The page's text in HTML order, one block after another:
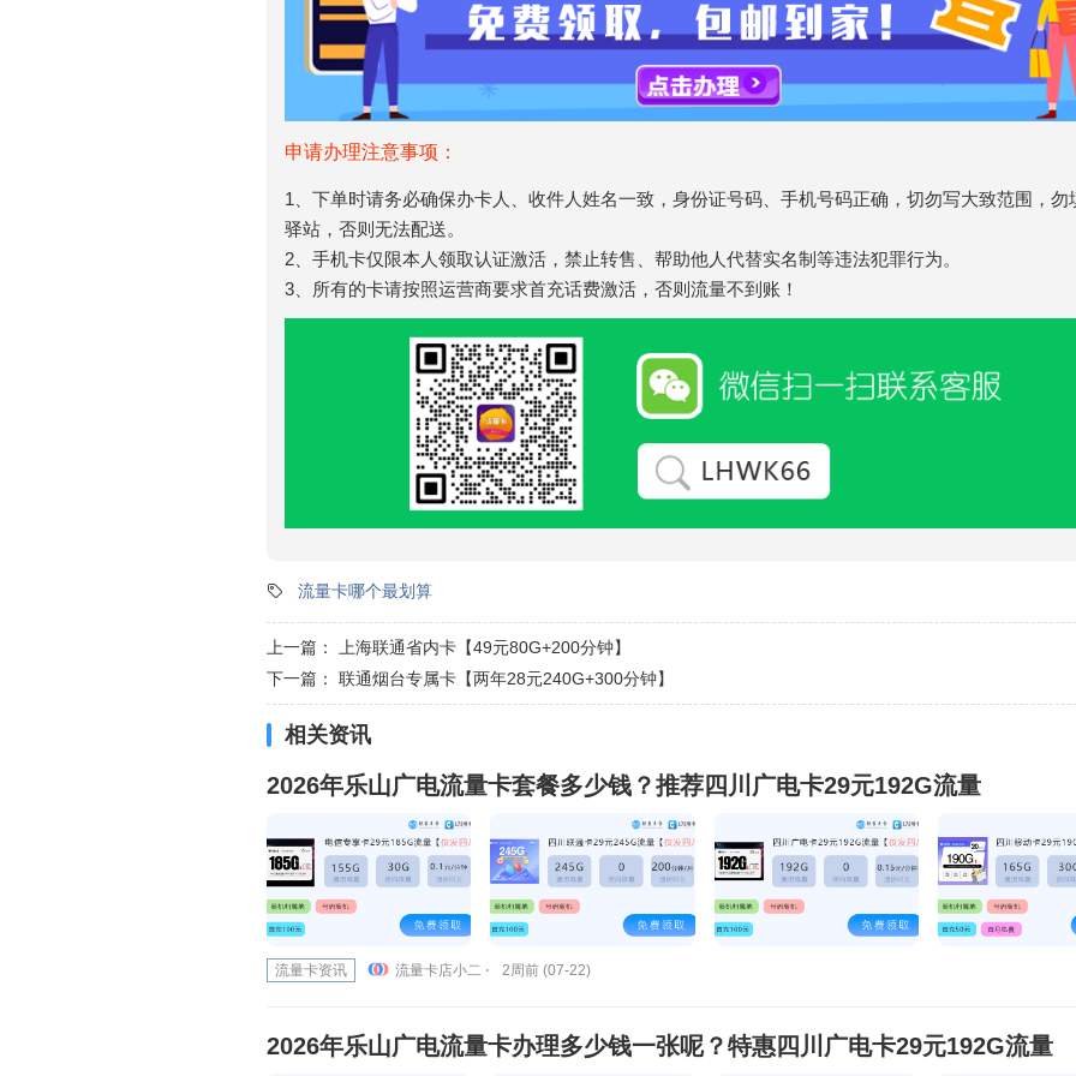
申请办理注意事项：
1、下单时请务必确保办卡人、收件人姓名一致，身份证号码、手机号码正确，切勿写大致范围，勿
驿站，否则无法配送。
2、手机卡仅限本人领取认证激活，禁止转售、帮助他人代替实名制等违法犯罪行为。
3、所有的卡请按照运营商要求首充话费激活，否则流量不到账！
流量卡哪个最划算
上一篇：
上海联通省内卡【49元80G+200分钟】
下一篇： 联通烟台专属卡【两年28元240G+300分钟】
相关资讯
2026年乐山广电流量卡套餐多少钱？推荐四川广电卡29元192G流量
流量卡资讯 流量卡店小二 ⋅ 2周前 (07-22)
2026年乐山广电流量卡办理多少钱一张呢？特惠四川广电卡29元192G流量